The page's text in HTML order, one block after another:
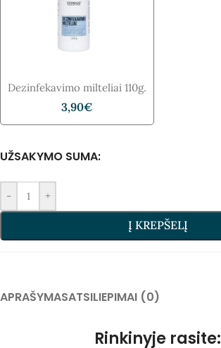
Dezinfekavimo​ milteliai 110g.
3,90€
UŽSAKYMO SUMA:
- +
Į KREPŠELĮ
APRAŠYMASATSILIEPIMAI (0)
Rinkinyje rasite: